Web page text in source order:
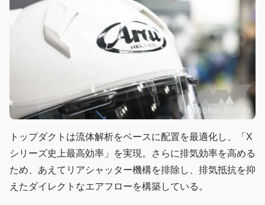
トップダクトは流体解析をベースに配置を最適化し、「X
シリーズ史上最高効率」を実現。さらに排気効率を高める
ため、あえてリアシャッター機構を排除し、排気抵抗を抑
えたダイレクトなエアフローを構築している。